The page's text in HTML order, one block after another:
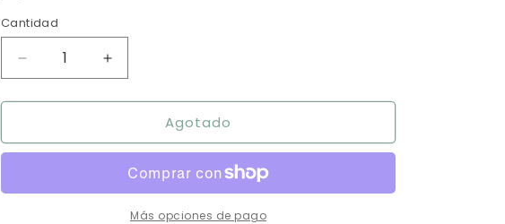
n
Cantidad
Reducir
cantidad
para
Impermeable
Aumentar
cantidad
para
Impermeable
Agotado
Más opciones de pago